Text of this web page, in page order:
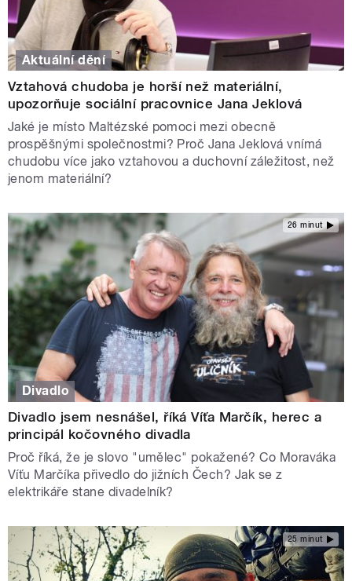
Aktuální dění
Vztahová chudoba je horší než materiální,
upozorňuje sociální pracovnice Jana Jeklová
Jaké je místo Maltézské pomoci mezi obecně
prospěšnými společnostmi? Proč Jana Jeklová vnímá
chudobu více jako vztahovou a duchovní záležitost, než
jenom materiální?
26 minut
Divadlo
Divadlo jsem nesnášel, říká Víťa Marčík, herec a
principál kočovného divadla
Proč říká, že je slovo "umělec" pokažené? Co Moraváka
Víťu Marčíka přivedlo do jižních Čech? Jak se z
elektrikáře stane divadelník?
25 minut